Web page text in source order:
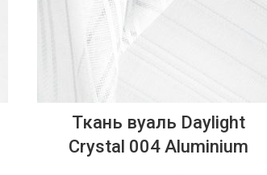
Ткань вуаль Daylight
Crystal 004 Aluminium